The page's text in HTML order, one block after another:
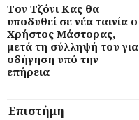
Τον Τζόνι Κας θα
υποδυθεί σε νέα ταινία ο
Χρήστος Μάστορας,
μετά τη σύλληψή του για
οδήγηση υπό την
επήρεια
Επιστήμη